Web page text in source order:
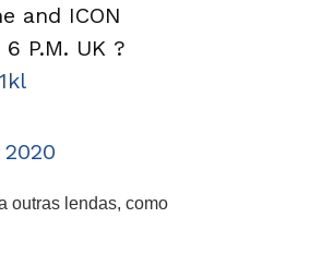
and ICON
P.M. UK ?
outras lendas, como